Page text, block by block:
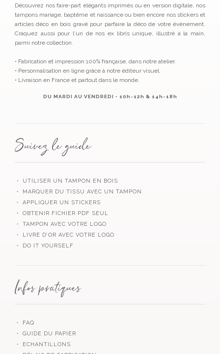
Découvrez nos faire-part élégants imprimés ou en version digitale, nos
tampons mariage, baptême et naissance ou bien encore nos stickers et
articles déco en bois gravé pour parfaire la déco de votre évènement.
Craquez aussi pour l'un de nos ex libris unique, illustré à la main,
parmi notre collection.
• Fabrication et impression 100% française, dans notre atelier.
• Personnalisation en ligne grâce à notre éditeur visuel.
• Livraison en France et partout dans le monde.
DU MARDI AU VENDREDI • 10h-12h & 14h-18h
Suivez le guide
・ UTILISER UN TAMPON EN BOIS
・ MARQUER DU TISSU AVEC UN TAMPON
・ APPLIQUER UN STICKERS
・ OBTENIR FICHIER PDF SEUL
・ TAMPON AVEC VOTRE LOGO
・ LIVRE D’OR AVEC VOTRE LOGO
・ DO IT YOURSELF
Infos pratiques
・ FAQ
・ GUIDE DU PAPIER
・ ECHANTILLONS